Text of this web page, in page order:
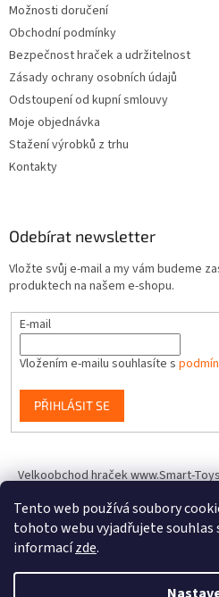
Tento web používá soubory
tohoto webu vyjadřujete souhlas
informacízde.
Možnosti doručení
Obchodní podmínky
Bezpečnost hraček a udržitelnost
Zásady ochrany osobních údajů
Odstoupení od kupní smlouvy
Moje objednávka
Stažení výrobků z trhu
Kontakty
Odebírat newsletter
Vložte svůj e-mail a my vám budeme
produktech na našem e-shopu.
E-mail
Vložením e-mailu souhlasíte s
PŘIHLÁSIT SE
Velkoobchod hraček www.Smart-